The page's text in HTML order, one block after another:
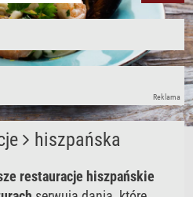
Reklama
hiszpańska
restauracje hiszpańskie